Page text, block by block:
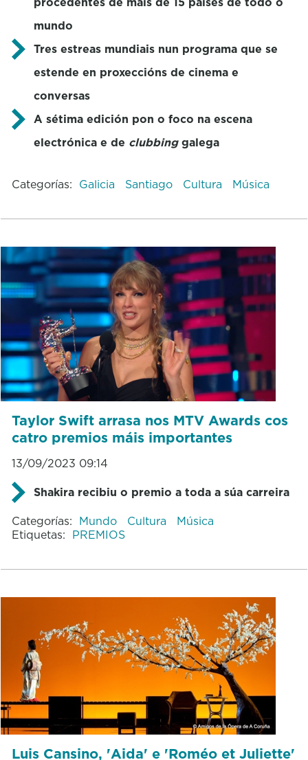
mundo
Tres estreas mundiais nun programa que se
estende en proxeccións de cinema e
conversas
A sétima edición pon o foco na escena
electrónica e de clubbinggalega
Categorías: Galicia Santiago Cultura Música
Taylor Swift arrasa nos MTV Awards cos
catro premios máis importantes
13/09/2023 09:14
Shakira recibiu o premio a toda a súa carreira
Categorías: Mundo Cultura
Música
Etiquetas: PREMIOS
Luis Cansino, 'Aida' e 'Roméo et Juliette'